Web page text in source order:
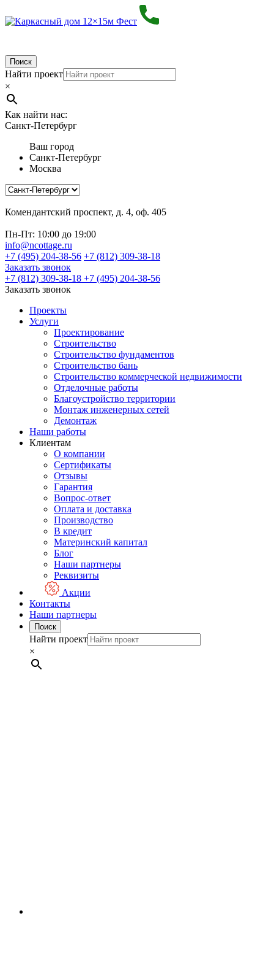
Поиск
Найти проект
×
Как найти нас:
Санкт-Петербург
Ваш город
Санкт-Петербург
Москва
Комендантский проспект, д. 4, оф. 405
Пн-Пт: 10:00 до 19:00
info@ncottage.ru
+7 (495) 204-38-56 +7 (812) 309-38-18
Заказать звонок
+7 (812) 309-38-18 +7 (495) 204-38-56
Заказать звонок
Проекты
Услуги
Проектирование
Строительство
Строительство фундаментов
Строительство бань
Строительство коммерческой недвижимости
Отделочные работы
Благоустройство территории
Монтаж инженерных сетей
Демонтаж
Наши работы
Клиентам
О компании
Сертификаты
Отзывы
Гарантия
Вопрос-ответ
Оплата и доставка
Производство
В кредит
Материнский капитал
Блог
Наши партнеры
Реквизиты
Акции
Контакты
Наши партнеры
Поиск
Найти проект
×